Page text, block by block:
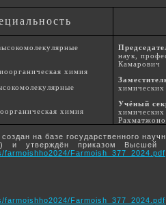
химия
химия
наук,
Камарович
Учёный
на базе государственного
и утверждён приказом Высшей
Farmoish_377_2024.pdf
Farmoish_377_2024.pdf